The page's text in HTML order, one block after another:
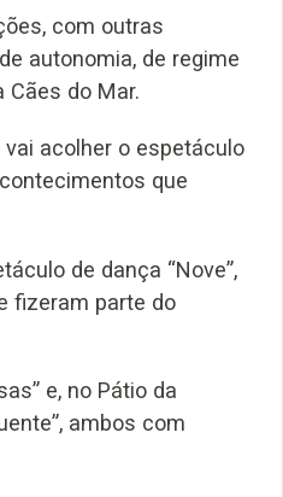
com outras
autonomia, de regime
Cães do Mar.
acolher o espetáculo
que
de dança “Nove”,
fizeram parte do
e, no Pátio da
ambos com